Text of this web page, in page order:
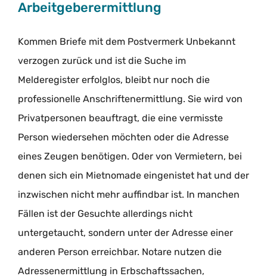
Arbeitgeberermittlung
Kommen Briefe mit dem Postvermerk Unbekannt
verzogen zurück und ist die Suche im
Melderegister erfolglos, bleibt nur noch die
professionelle Anschriftenermittlung. Sie wird von
Privatpersonen beauftragt, die eine vermisste
Person wiedersehen möchten oder die Adresse
eines Zeugen benötigen. Oder von Vermietern, bei
denen sich ein Mietnomade eingenistet hat und der
inzwischen nicht mehr auffindbar ist. In manchen
Fällen ist der Gesuchte allerdings nicht
untergetaucht, sondern unter der Adresse einer
anderen Person erreichbar. Notare nutzen die
Adressenermittlung in Erbschaftssachen,